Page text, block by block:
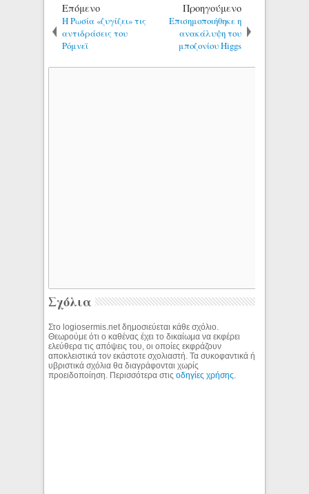
Επόμενο
Η Ρωσία «ζυγίζει» τις
αντιδράσεις του
Ρόμνεϊ
Προηγούμενο
Επισημοποιήθηκε η
ανακάλυψη του
μποζονίου Higgs
Σχόλια
Στο logiosermis.net δημοσιεύεται κάθε σχόλιο.
Θεωρούμε ότι ο καθένας έχει το δικαίωμα να εκφέρει
ελεύθερα τις απόψεις του, οι οποίες εκφράζουν
αποκλειστικά τον εκάστοτε σχολιαστή. Τα συκοφαντικά ή
υβριστικά σχόλια θα διαγράφονται χωρίς
προειδοποίηση. Περισσότερα στιςοδηγίες χρήσης